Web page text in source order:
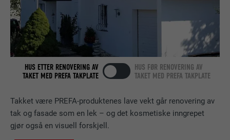
Takket være PREFA-produktenes lave vekt går renovering av
tak og fasade som en lek – og det kosmetiske inngrepet
gjør også en visuell forskjell.
HUS ETTER RENOVERING AV
TAKET MED PREFA TAKPLATE
HUS FØR RENOVERING AV
TAKET MED PREFA TAKPLATE
FORMÅL
Bruk av SoMe-tjenesten LinkedIn for å
følge bruken av innebygde tjenester.
FORLØP 2 år
Bruk av SoMe-tjenesten LinkedIn for å